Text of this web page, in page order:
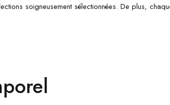
soigneusement sélectionnées. De plus,